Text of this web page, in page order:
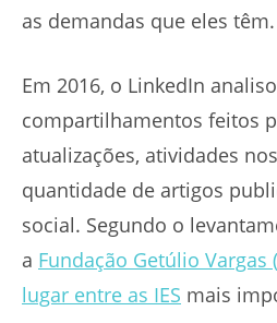
as demandas que eles têm.
Em 2016, o LinkedIn
compartilhamentos feitos
atualizações, atividades
quantidade de artigos
social. Segundo o
a Fundação Getúlio Vargas
lugar entre as IES mais